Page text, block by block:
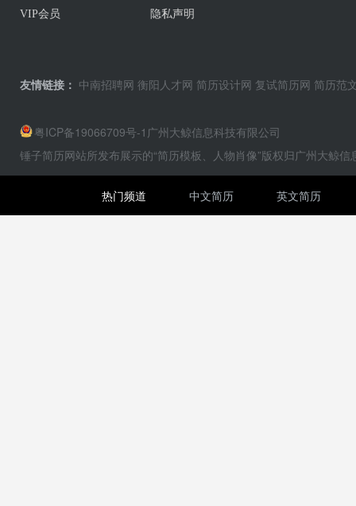
VIP会员 隐私声明
友情链接： 中南招聘网 衡阳人才网 简历设计网 复试简历网 简历范
粤ICP备19066709号-1 广州大鲸信息科技有限公司
锤子简历网站所发布展示的“简历模板、人物肖像”版权归广州大鲸
热门频道 中文简历 英文简历